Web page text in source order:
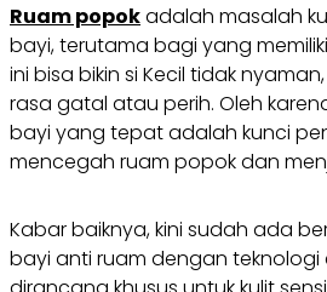
Ruam popokadalah masalah
bayi, terutama bagi yang
ini bisa bikin si Kecil tidak
rasa gatal atau perih. Oleh
bayi yang tepat adalah kunci
mencegah ruam popok dan
Kabar baiknya, kini sudah ada
bayi anti ruam dengan